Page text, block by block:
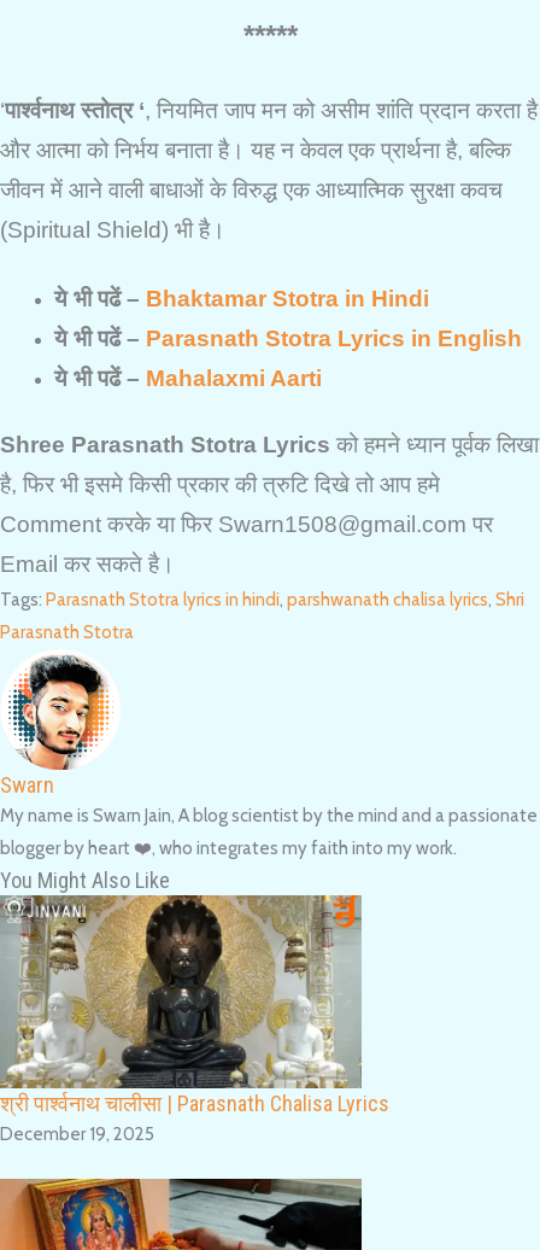
*****
‘पार्श्वनाथस्तोत्र‘, नियमित जाप मन को असीम शांति प्रदान करता है
और आत्मा को निर्भय बनाता है। यह न केवल एक प्रार्थना है, बल्कि
जीवन में आने वाली बाधाओं के विरुद्ध एक आध्यात्मिक सुरक्षा कवच
(Spiritual Shield) भी है।
ये भी पढें – Bhaktamar Stotra in Hindi
ये भी पढें – Parasnath Stotra Lyrics in English
ये भी पढें – Mahalaxmi Aarti
Shree Parasnath Stotra Lyrics को हमने ध्यान पूर्वक लिखा
है, फिर भी इसमे किसी प्रकार की त्रुटि दिखे तो आप हमे
Comment करके या फिर Swarn1508@gmail.com पर
Email कर सकते है।
Tags: Parasnath Stotra lyrics in hindi, parshwanath chalisa lyrics, Shri
Parasnath Stotra
Swarn
My name is Swarn Jain, A blog scientist by the mind and a passionate
blogger by heart ❤️, who integrates my faith into my work.
You Might Also Like
श्री पार्श्वनाथ चालीसा | Parasnath Chalisa Lyrics
December 19, 2025